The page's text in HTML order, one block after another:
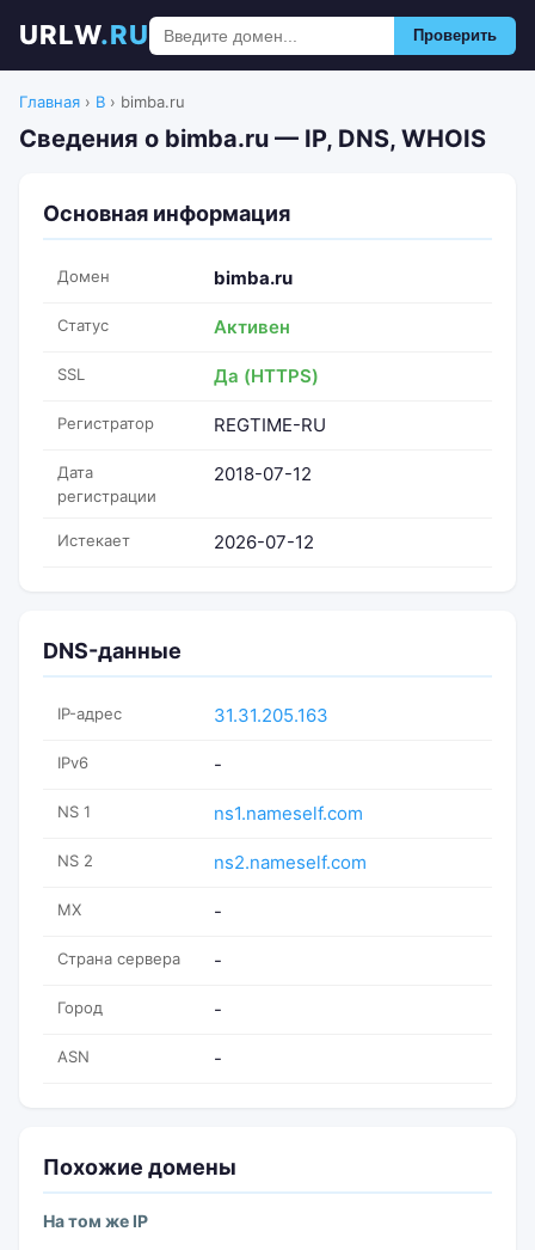
URLW.RU Проверить
Главная › B › bimba.ru
Сведения о bimba.ru — IP, DNS, WHOIS
Основная информация
Домен bimba.ru
Статус Активен
SSL Да (HTTPS)
Регистратор REGTIME-RU
Дата
регистрации
2018-07-12
Истекает 2026-07-12
DNS-данные
IP-адрес 31.31.205.163
IPv6 -
NS 1 ns1.nameself.com
NS 2 ns2.nameself.com
MX -
Страна сервера -
Город -
ASN -
Похожие домены
На том же IP